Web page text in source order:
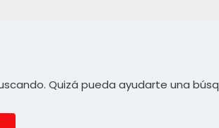
Quizá pueda ayudarte una